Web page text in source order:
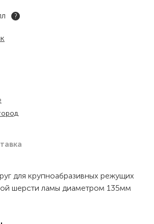
?
для крупноабразивных режущих
шерсти ламы диаметром 135мм